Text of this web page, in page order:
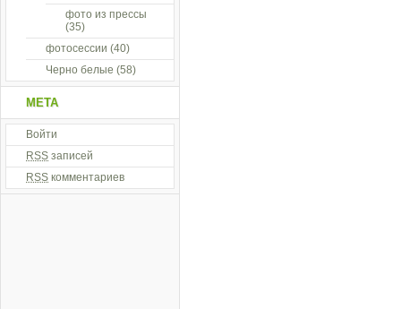
фото из прессы
(35)
фотосессии (40)
Черно белые (58)
МЕТА
Войти
RSS записей
RSS комментариев